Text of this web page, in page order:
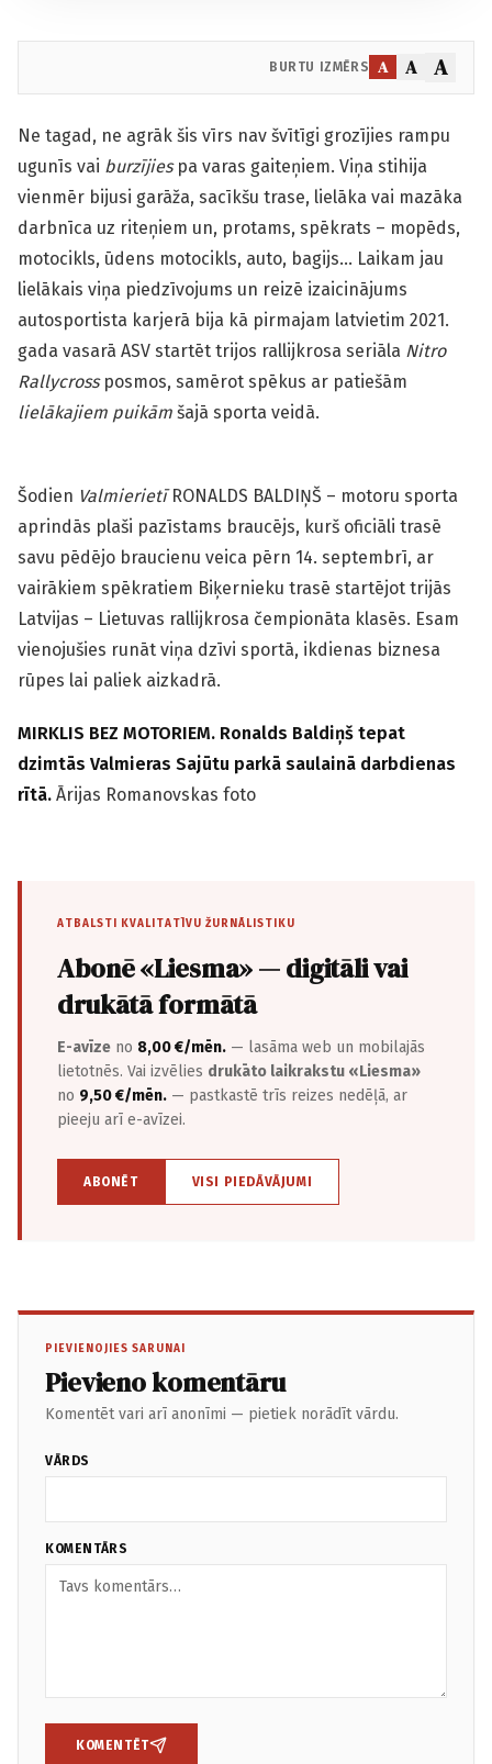
BURTU IZMĒRS A A A
Ne tagad, ne agrāk šis vīrs nav švītīgi grozījies rampu
ugunīs vai burzījiespa varas gaiteņiem. Viņa stihija
vienmēr bijusi garāža, sacīkšu trase, lielāka vai mazāka
darbnīca uz riteņiem un, protams, spēkrats – mopēds,
motocikls, ūdens motocikls, auto, bagijs… Laikam jau
lielākais viņa piedzīvojums un reizē izaicinājums
autosportista karjerā bija kā pirmajam latvietim 2021.
gada vasarā ASV startēt trijos rallijkrosa seriāla Nitro
Rallycrossposmos, samērot spēkus ar patiešām
lielākajiem puikām šajā sporta veidā.
Šodien ValmierietīRONALDS BALDIŅŠ – motoru sporta
aprindās plaši pazīstams braucējs, kurš oficiāli trasē
savu pēdējo braucienu veica pērn 14. septembrī, ar
vairākiem spēkratiem Biķernieku trasē startējot trijās
Latvijas – Lietuvas rallijkrosa čempionāta klasēs. Esam
vienojušies runāt viņa dzīvi sportā, ikdienas biznesa
rūpes lai paliek aizkadrā.
MIRKLIS BEZ MOTORIEM. Ronalds Baldiņš tepat
dzimtās Valmieras Sajūtu parkā saulainā darbdienas
rītā. Ārijas Romanovskas foto
ATBALSTI KVALITATĪVU ŽURNĀLISTIKU
Abonē «Liesma» — digitāli vai
drukātā formātā
E-avīze no 8,00 €/mēn. — lasāma web un mobilajās
lietotnēs. Vai izvēlies drukāto laikrakstu «Liesma»
no 9,50 €/mēn. — pastkastē trīs reizes nedēļā, ar
pieeju arī e-avīzei.
ABONĒT VISI PIEDĀVĀJUMI
PIEVIENOJIES SARUNAI
Pievieno komentāru
Komentēt vari arī anonīmi — pietiek norādīt vārdu.
VĀRDS
KOMENTĀRS
KOMENTĒT